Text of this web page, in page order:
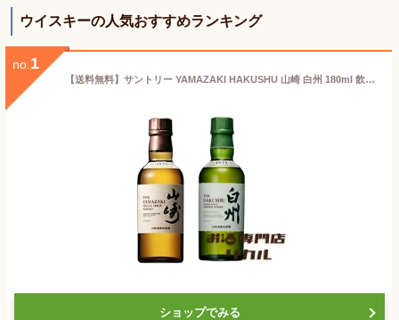
ウイスキーの人気おすすめランキング
no. 1
【送料無料】サントリー YAMAZAKI HAKUSHU 山崎 白州 180ml 飲み比べ 2本セット 高級 ジャパニーズウイスキー ギフト プレゼント 人気 日本 正月 母の日 父の日 お中元 お歳暮 クリスマス 誕生日 ミニボトル ※酒販免許をお持ちで無い場合は愛知県限定発送になります
ショップでみる